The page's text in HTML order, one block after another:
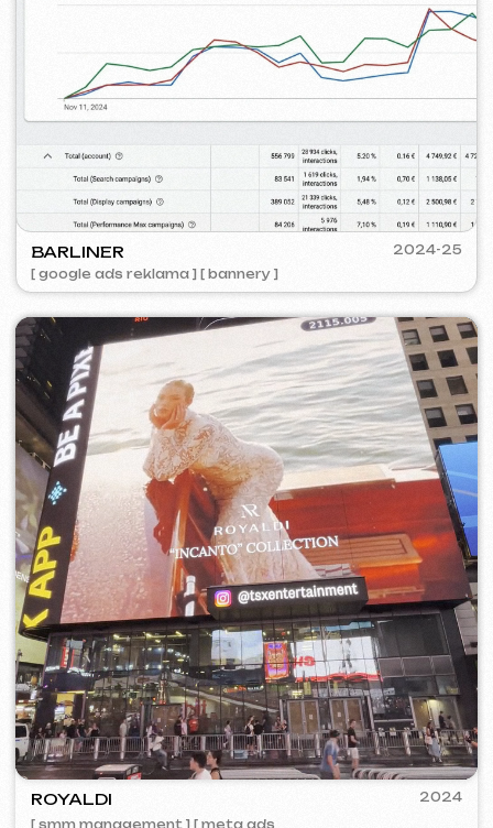
[ logo ] [ web ] [ seo ] [ vizitky ]
2023
PORTOFINO
[ logo ] [ web ] [ seo ] [ jídelní lístek ]
2023